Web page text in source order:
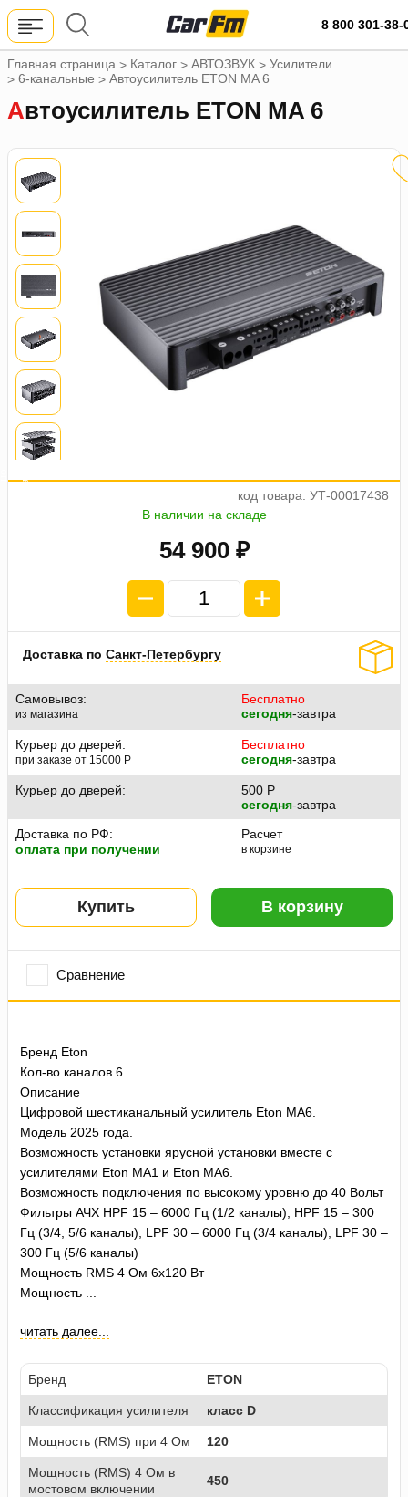
8 800 301-38-
Главная страница > Каталог > АВТОЗВУК > Усилители
> 6-канальные > Автоусилитель ETON MA 6
Автоусилитель ETON MA 6
код товара: УТ-00017438
В наличии на складе
54 900 ₽
а
Доставка по Санкт-Петербургу
Самовывоз:
из магазина
Бесплатно
сегодня-завтра
Курьер до дверей:
при заказе от 15000 P
Бесплатно
сегодня-завтра
Курьер до дверей: 500 P
сегодня-завтра
Доставка по РФ:
оплата при получении
Расчет
в корзине
Купить В корзину
Сравнение
Бренд Eton
Кол-во каналов 6
Описание
Цифровой шестиканальный усилитель Eton MA6.
Модель 2025 года.
Возможность установки ярусной установки вместе с
усилителями Eton MA1 и Eton MA6.
Возможность подключения по высокому уровню до 40 Вольт
Фильтры АЧХ HPF 15 – 6000 Гц (1/2 каналы), HPF 15 – 300
Гц (3/4, 5/6 каналы), LPF 30 – 6000 Гц (3/4 каналы), LPF 30 –
300 Гц (5/6 каналы)
Мощность RMS 4 Ом 6x120 Вт
Мощность ...
читать далее...
Бренд ETON
Классификация усилителя класс D
Мощность (RMS) при 4 Ом 120
Мощность (RMS) 4 Ом в
мостовом включении
450